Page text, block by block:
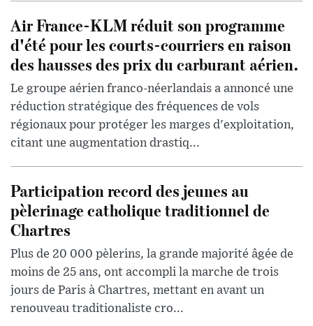
Air France-KLM réduit son programme
d'été pour les courts-courriers en raison
des hausses des prix du carburant aérien.
Le groupe aérien franco-néerlandais a annoncé une
réduction stratégique des fréquences de vols
régionaux pour protéger les marges d'exploitation,
citant une augmentation drastiq...
Participation record des jeunes au
pèlerinage catholique traditionnel de
Chartres
Plus de 20 000 pèlerins, la grande majorité âgée de
moins de 25 ans, ont accompli la marche de trois
jours de Paris à Chartres, mettant en avant un
renouveau traditionaliste cro...